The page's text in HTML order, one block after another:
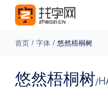
免费下载 收费下载
首页 / 字体 / 悠然梧桐树
悠然梧桐树/